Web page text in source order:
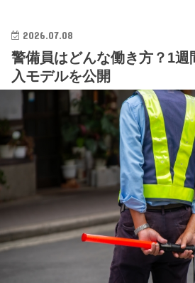
2026.07.08
警備員はどんな働き方？1週
入モデルを公開